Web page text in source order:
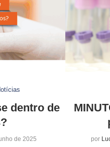
dentro de
de 2025 por